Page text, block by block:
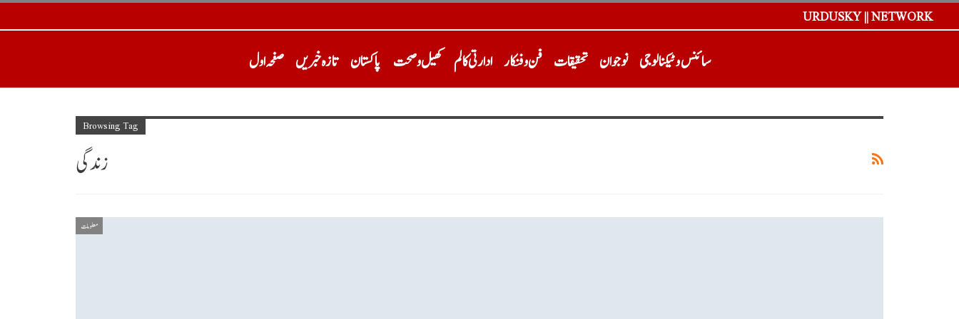
URDUSKY || NETWORK
صفحہ اول تازہ خبریں پاکستان کھیل و صحت ادارتی کالم فن و فنکار تحقیقات نوجوان سائنس و ٹیکنالوجی
Browsing Tag
زندگی
معلومات